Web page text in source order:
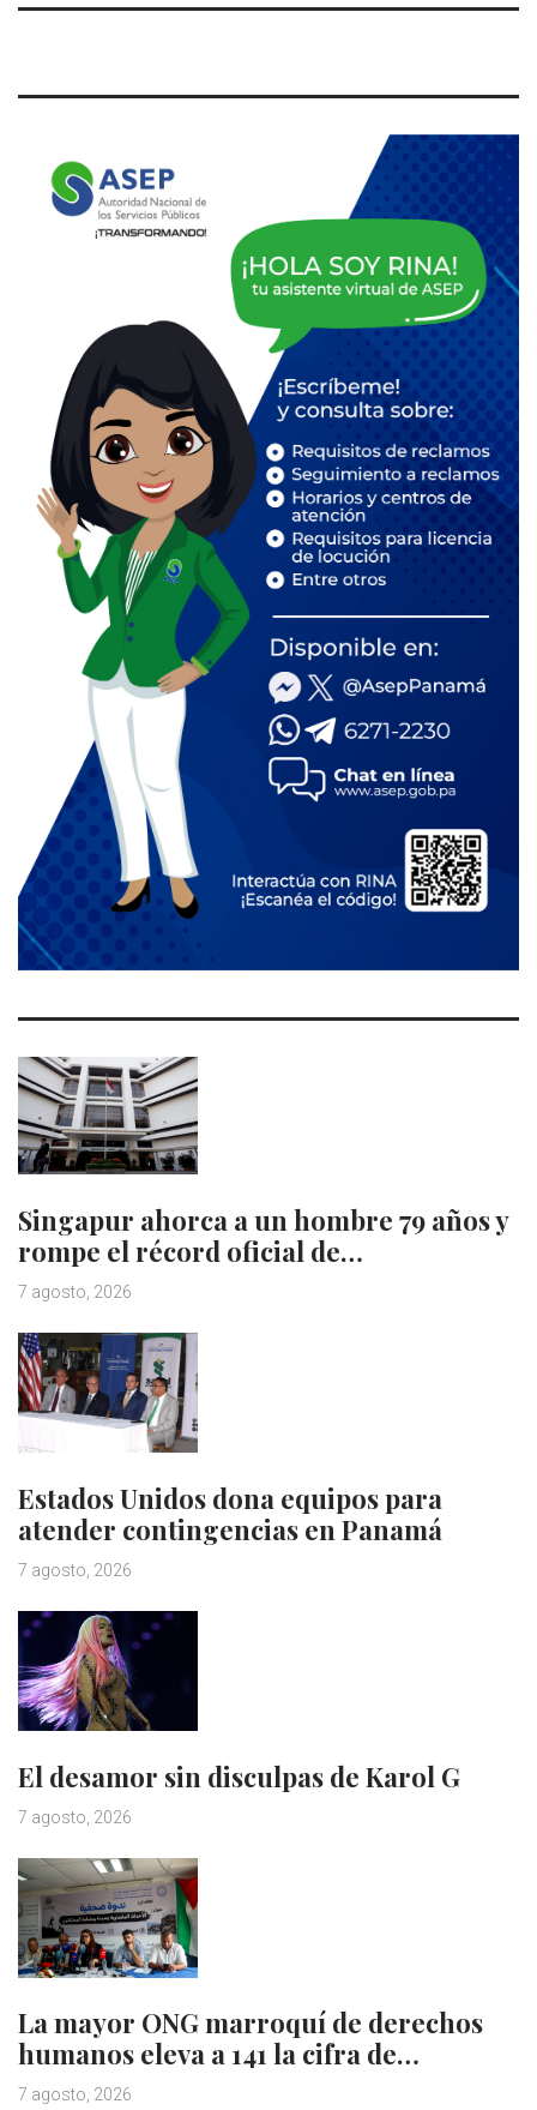
Singapur ahorca a un hombre 79 años y
rompe el récord oficial de…
7 agosto, 2026
Estados Unidos dona equipos para
atender contingencias en Panamá
7 agosto, 2026
El desamor sin disculpas de Karol G
7 agosto, 2026
La mayor ONG marroquí de derechos
humanos eleva a 141 la cifra de…
7 agosto, 2026